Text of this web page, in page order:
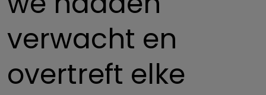
verwacht en
overtreft elke